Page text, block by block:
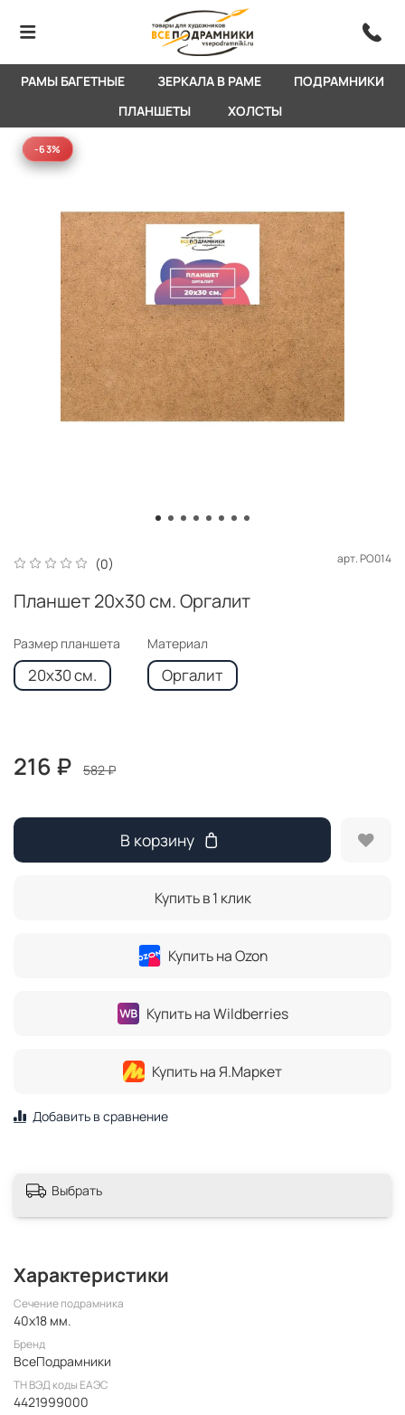
РАМЫ БАГЕТНЫЕ ЗЕРКАЛА В РАМЕ
ПОДРАМНИКИ
ПЛАНШЕТЫ
ХОЛСТЫ
-63%
-63%
(0) арт.PO014
Планшет 20x30 см. Оргалит
Размер планшета
20x30 см.
Материал
Оргалит
216 ₽ 582 ₽
В корзину
Купить в 1 клик
Купить на Ozon
Купить на Wildberries
Купить на Я.Маркет
Добавить в сравнение
Выбрать
Характеристики
Сечение подрамника
40x18 мм.
Бренд
ВсеПодрамники
ТН ВЭД коды ЕАЭС
4421999000